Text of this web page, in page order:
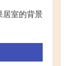
居室的背景